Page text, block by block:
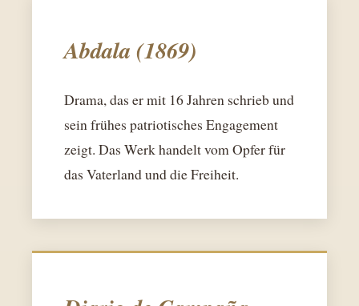
Abdala (1869)
Drama, das er mit 16 Jahren schrieb und
sein frühes patriotisches Engagement
zeigt. Das Werk handelt vom Opfer für
das Vaterland und die Freiheit.